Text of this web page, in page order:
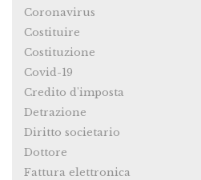
Coronavirus
Costituire
Costituzione
Covid-19
Credito d'imposta
Detrazione
Diritto societario
Dottore
Fattura elettronica